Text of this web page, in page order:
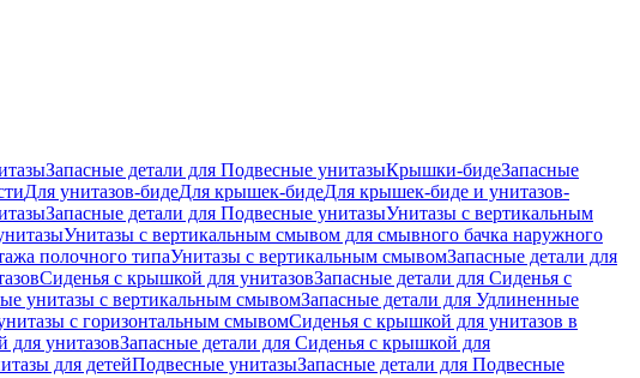
Запасные детали для Подвесные унитазыКрышки-бидеЗапасные
Для унитазов-бидеДля крышек-бидеДля крышек-биде и унитазов-
Запасные детали для Подвесные унитазыУнитазы с вертикальным
Унитазы с вертикальным смывом для смывного бачка наружного
полочного типаУнитазы с вертикальным смывомЗапасные детали для
Сиденья с крышкой для унитазовЗапасные детали для Сиденья с
унитазы с вертикальным смывомЗапасные детали для Удлиненные
с горизонтальным смывомСиденья с крышкой для унитазов в
для унитазовЗапасные детали для Сиденья с крышкой для
для детейПодвесные унитазыЗапасные детали для Подвесные